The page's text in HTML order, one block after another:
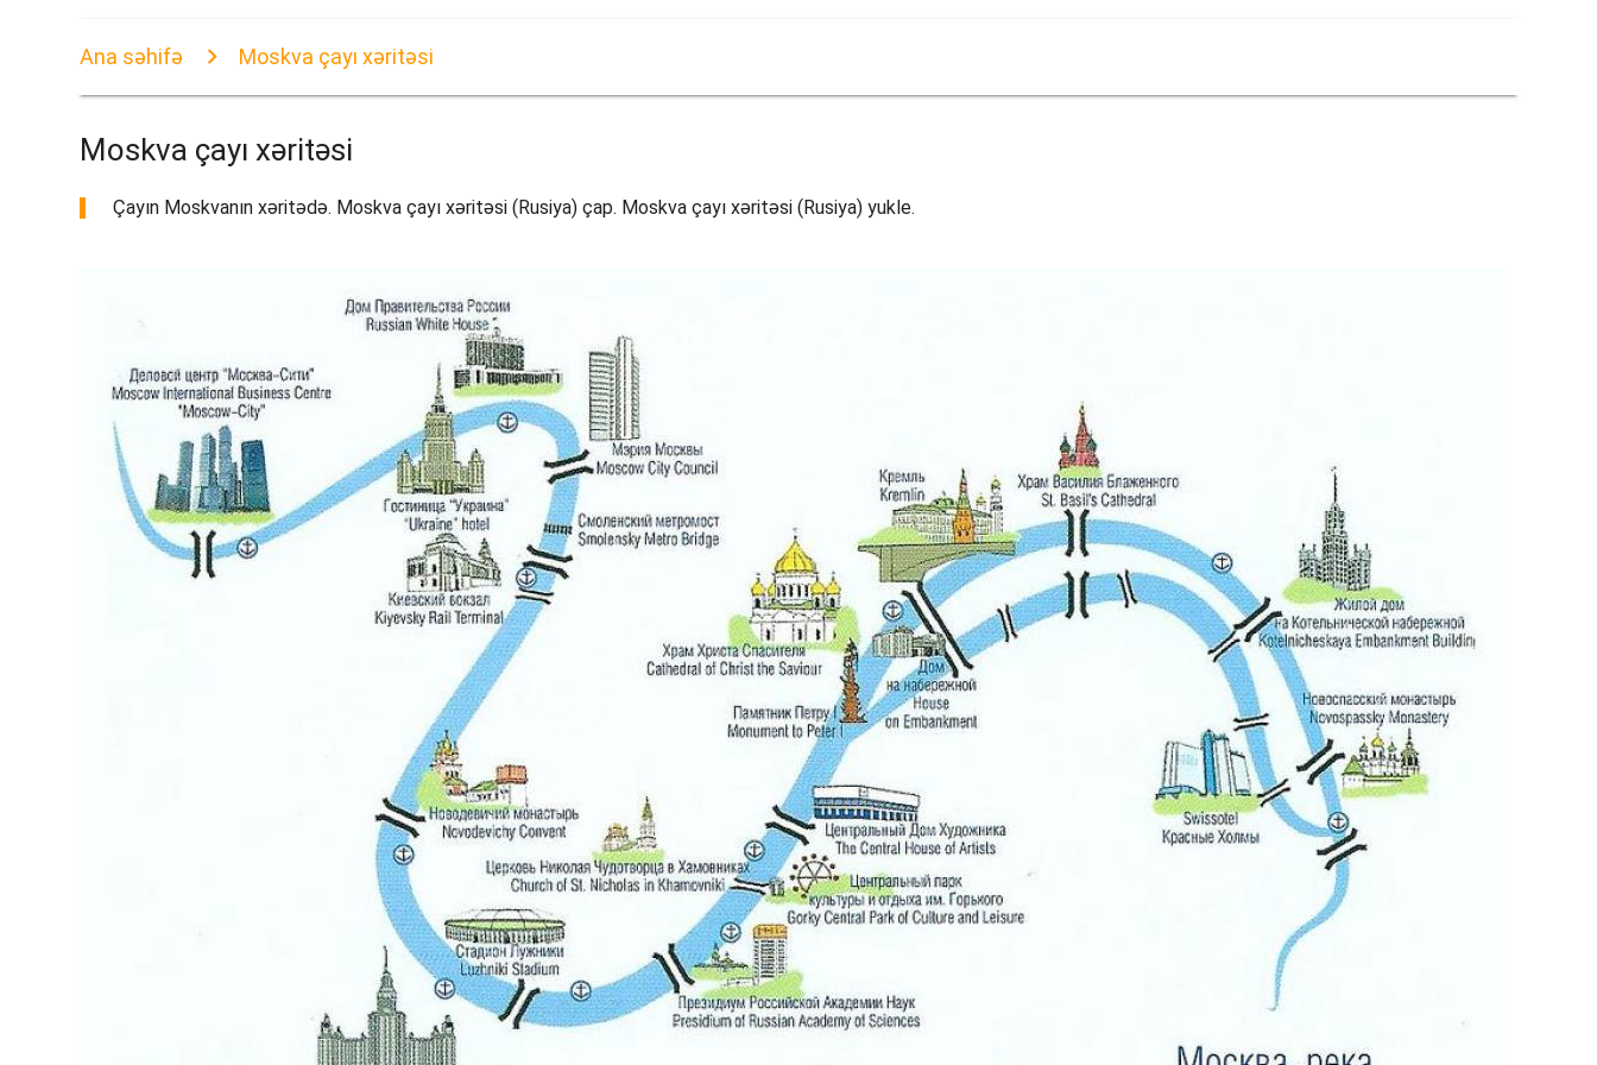
Ana səhifə Moskva çayı xəritəsi
Moskva çayı xəritəsi
Çayın Moskvanın xəritədə. Moskva çayı xəritəsi (Rusiya) çap. Moskva çayı xəritəsi (Rusiya) yukle.